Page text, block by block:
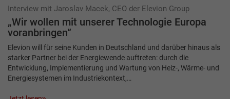
Interview mit Jaroslav Macek, CEO der Elevion Group
„Wir wollen mit unserer Technologie Europa
voranbringen“
Elevion will für seine Kunden in Deutschland und darüber hinaus als
starker Partner bei der Energiewende auftreten: durch die
Entwicklung, Implementierung und Wartung von Heiz-, Wärme- und
Energiesystemen im Industriekontext,…